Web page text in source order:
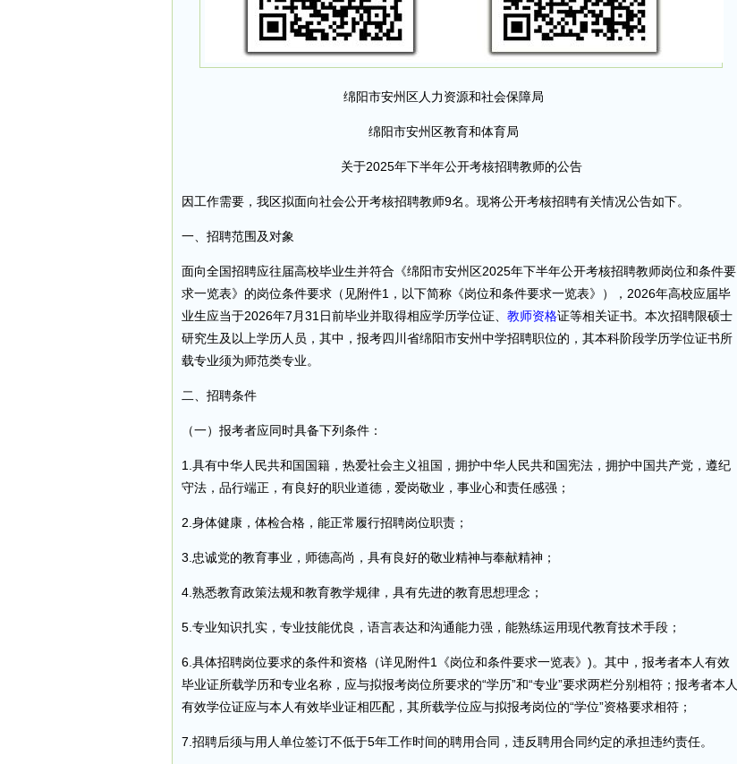
绵阳市安州区人力资源和社会保障局
绵阳市安州区教育和体育局
关于2025年下半年公开考核招聘教师的公告
因工作需要，我区拟面向社会公开考核招聘教师9名。现将公开考核招聘有关情况公告如下。
一、招聘范围及对象
面向全国招聘应往届高校毕业生并符合《绵阳市安州区2025年下半年公开考核招聘教师岗位和条件要
求一览表》的岗位条件要求（见附件1，以下简称《岗位和条件要求一览表》），2026年高校应届毕
业生应当于2026年7月31日前毕业并取得相应学历学位证、 教师资格证等相关证书。本次招聘限硕士
研究生及以上学历人员，其中，报考四川省绵阳市安州中学招聘职位的，其本科阶段学历学位证书所
载专业须为师范类专业。
二、招聘条件
（一）报考者应同时具备下列条件：
1.具有中华人民共和国国籍，热爱社会主义祖国，拥护中华人民共和国宪法，拥护中国共产党，遵纪
守法，品行端正，有良好的职业道德，爱岗敬业，事业心和责任感强；
2.身体健康，体检合格，能正常履行招聘岗位职责；
3.忠诚党的教育事业，师德高尚，具有良好的敬业精神与奉献精神；
4.熟悉教育政策法规和教育教学规律，具有先进的教育思想理念；
5.专业知识扎实，专业技能优良，语言表达和沟通能力强，能熟练运用现代教育技术手段；
6.具体招聘岗位要求的条件和资格（详见附件1《岗位和条件要求一览表》)。其中，报考者本人有效
毕业证所载学历和专业名称，应与拟报考岗位所要求的“学历”和“专业”要求两栏分别相符；报考者本人
有效学位证应与本人有效毕业证相匹配，其所载学位应与拟报考岗位的“学位”资格要求相符；
7.招聘后须与用人单位签订不低于5年工作时间的聘用合同，违反聘用合同约定的承担违约责任。